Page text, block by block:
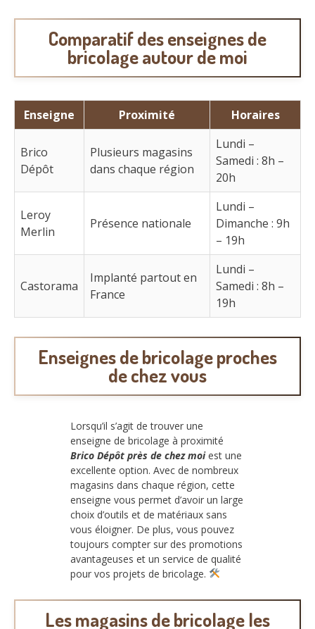
Comparatif des enseignes de
bricolage autour de moi
Enseigne Proximité Horaires
Brico
Dépôt
Plusieurs magasins
dans chaque région
Lundi –
Samedi : 8h –
20h
Leroy
Merlin
Présence nationale
Lundi –
Dimanche : 9h
– 19h
Castorama
Implanté partout en
France
Lundi –
Samedi : 8h –
19h
Enseignes de bricolage proches
de chez vous
Lorsqu’il s’agit de trouver une
enseigne de bricolage à proximité
Brico Dépôt près de chez moiest une
excellente option. Avec de nombreux
magasins dans chaque région, cette
enseigne vous permet d’avoir un large
choix d’outils et de matériaux sans
vous éloigner. De plus, vous pouvez
toujours compter sur des promotions
avantageuses et un service de qualité
pour vos projets de bricolage.
Les magasins de bricolage les